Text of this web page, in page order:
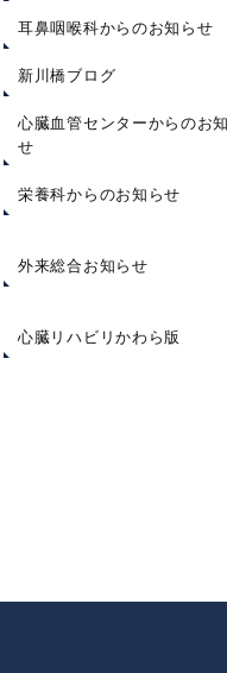
耳鼻咽喉科からのお知らせ
新川橋ブログ
心臓血管センターからのお
せ
栄養科からのお知らせ
外来総合お知らせ
心臓リハビリかわら版